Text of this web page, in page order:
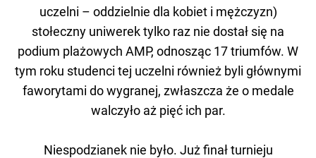
uczelni – oddzielnie dla kobiet i mężczyzn)
stołeczny uniwerek tylko raz nie dostał się na
podium plażowych AMP, odnosząc 17 triumfów. W
tym roku studenci tej uczelni również byli głównymi
faworytami do wygranej, zwłaszcza że o medale
walczyło aż pięć ich par.
Niespodzianek nie było. Już finał turnieju